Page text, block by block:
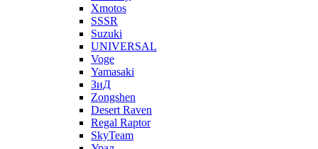
Xmotos
SSSR
Suzuki
UNIVERSAL
Voge
Yamasaki
ЗиД
Zongshen
Desert Raven
Regal Raptor
SkyTeam